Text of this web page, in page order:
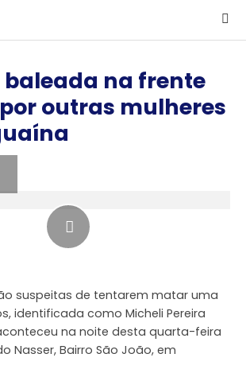
baleada na frente
outras mulheres
suspeitas de tentarem matar uma
identificada como Micheli Pereira
na noite desta quarta-feira
Nasser, Bairro São João, em